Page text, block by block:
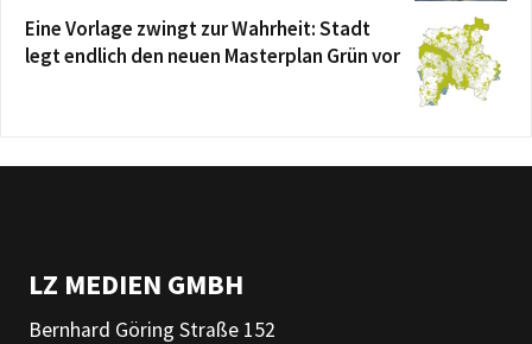
Eine Vorlage zwingt zur Wahrheit: Stadt
legt endlich den neuen Masterplan Grün vor
LZ MEDIEN GMBH
Bernhard Göring Straße 152